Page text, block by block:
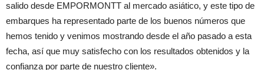
salido desde EMPORMONTT al mercado asiático, y este tipo de
embarques ha representado parte de los buenos números que
hemos tenido y venimos mostrando desde el año pasado a esta
fecha, así que muy satisfecho con los resultados obtenidos y la
confianza por parte de nuestro cliente».